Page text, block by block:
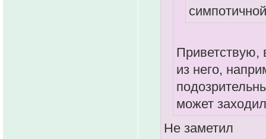
Приветствую,
из него,
может
Не заметил